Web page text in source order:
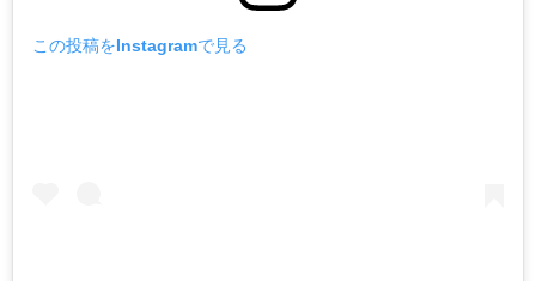
この投稿をInstagramで見る